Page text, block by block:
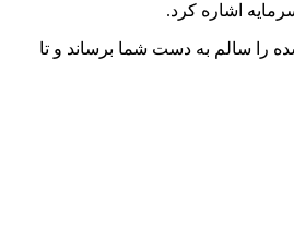
اشاره کرد.
را سالم به دست شما برساند و تا